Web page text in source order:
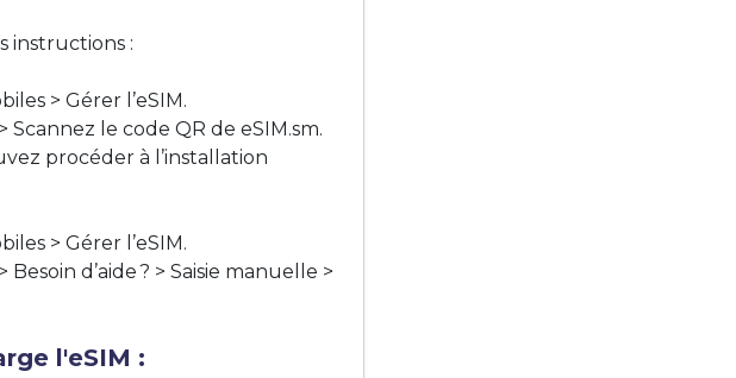
instructions :
> Gérer l’eSIM.
le code QR de eSIM.sm.
procéder à l’installation
> Gérer l’eSIM.
d’aide ? > Saisie manuelle >
l'eSIM :